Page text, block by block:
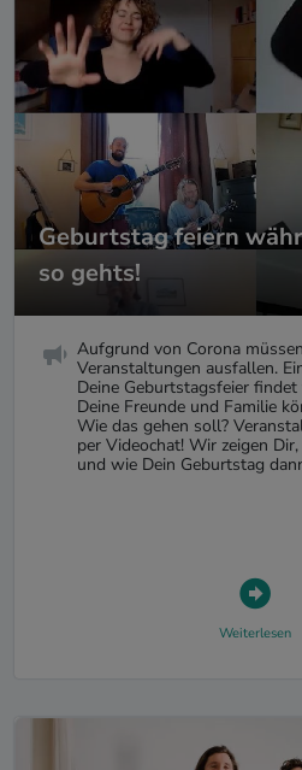
Geburtstag feiern
so gehts!
Aufgrund von Corona
Veranstaltungen ausfallen.
Deine Geburtstagsfeier
Deine Freunde und Familie
Wie das gehen soll?
per Videochat! Wir zeigen
und wie Dein Geburtstag
Weiterlesen